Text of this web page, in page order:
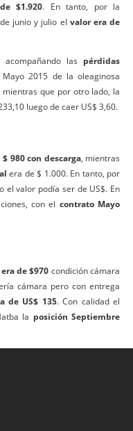
$1.920. En tanto, por la
junio y julio el valor era de
las pérdidas
2015 de la oleaginosa
mientras que por otro lado, la
luego de caer US$ 3,60.
$ 980 con descarga, mientras
era de $ 1.000. En tanto, por
valor podía ser de US$. En
con el contrato Mayo
de $970 condición cámara
cámara pero con entrega
de US$ 135. Con calidad el
la posición Septiembre